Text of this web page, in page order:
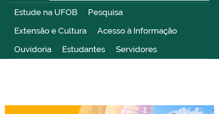
Estude na UFOB
Pesquisa
Extensão e Cultura
Acesso à Informação
Ouvidoria
Estudantes Servidores